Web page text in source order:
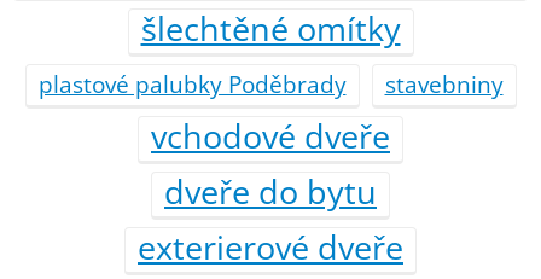
šlechtěné omítky
plastové palubky Poděbrady stavebniny
vchodové dveře
dveře do bytu
exterierové dveře